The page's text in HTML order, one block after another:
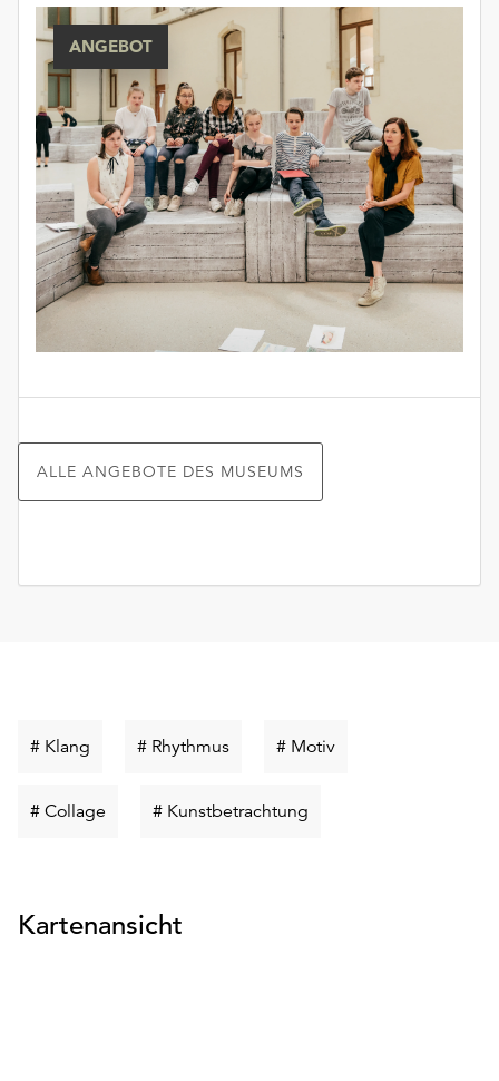
ANGEBOT
ALLE ANGEBOTE DES MUSEUMS
# Klang Schlüsselwort
# RhythmusSchlüsselwort
# MotivSchlüsselwort
# Collage Schlüsselwort
# Kunstbetrachtung
Kartenansicht